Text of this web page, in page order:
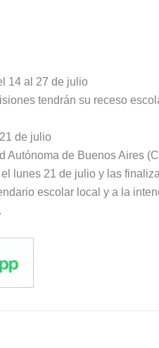
14 al 27 de julio
tendrán su receso
de julio
Autónoma de Buenos Aires
lunes 21 de julio y las
escolar local y a la